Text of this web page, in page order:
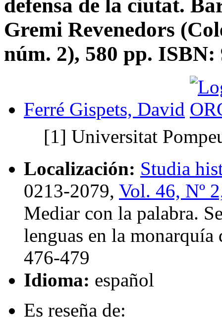
defensa de la ciutat.
Gremi Revenedors
núm. 2), 580 pp. ISBN:
Ferré Gispets, David
[1] Universitat
Localización: Studia
0213-2079, Vol. 46, Nº
Mediar con la palabra.
lenguas en la
476-479
Idioma: español
Es reseña de: